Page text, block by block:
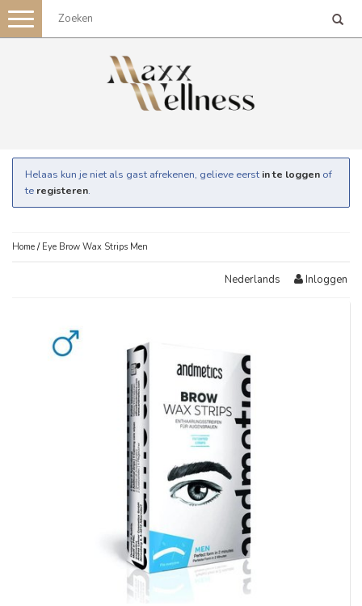
Toggle
navigation
Helaas kun je niet als gast afrekenen, gelieve eerst in te loggen of
te registeren.
Home / Eye Brow Wax Strips Men
Nederlands Inloggen